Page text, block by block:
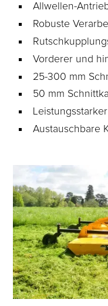
Allwellen-
Robuste
Vorderer und
25-300 mm
50 mm
Austauschbare